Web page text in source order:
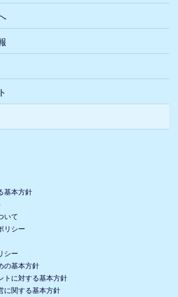
基本方針
いて
リシー
シー
の基本方針
トに対する基本方針
に関する基本方針